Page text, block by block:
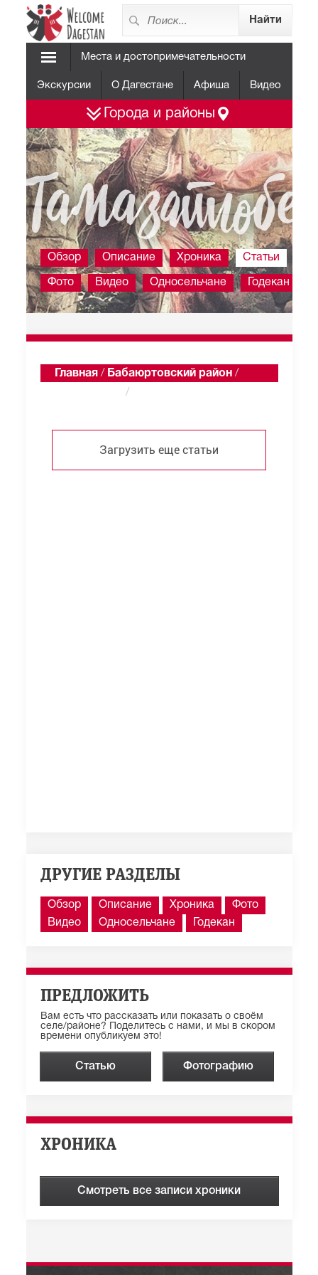
Места и достопримечательности
Экскурсии О Дагестане Афиша Видео
Города и районы
Тамазатюбе
Обзор Описание Хроника Статьи
Фото Видео Односельчане Годекан
Главная / Бабаюртовский район /
/
Загрузить еще статьи
ДРУГИЕ РАЗДЕЛЫ
Обзор Описание Хроника
Фото
Видео
Односельчане Годекан
ПРЕДЛОЖИТЬ
Вам есть что рассказать или показать о своём
селе/районе? Поделитесь с нами, и мы в скором
времени опубликуем это!
Статью Фотографию
ХРОНИКА
Смотреть все записи хроники